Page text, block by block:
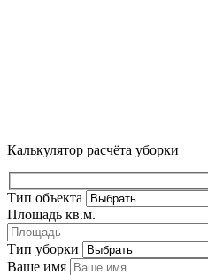
Калькулятор расчёта уборки
Тип объекта
Площадь кв.м.
Тип уборки
Ваше имя